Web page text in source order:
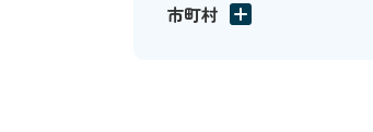
市町村